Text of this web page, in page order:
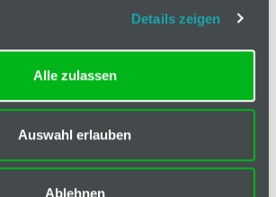
Details zeigen
Alle zulassen
Auswahl erlauben
Ablehnen
Technische Spezifikation
Hinweis